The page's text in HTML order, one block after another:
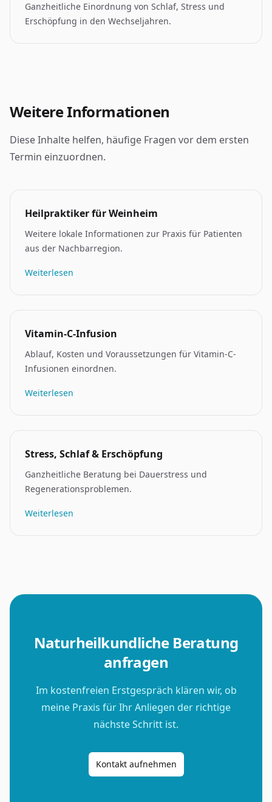
Ganzheitliche Einordnung von Schlaf, Stress und
Erschöpfung in den Wechseljahren.
Weitere Informationen
Diese Inhalte helfen, häufige Fragen vor dem ersten
Termin einzuordnen.
Heilpraktiker für Weinheim
Weitere lokale Informationen zur Praxis für Patienten
aus der Nachbarregion.
Weiterlesen
Vitamin-C-Infusion
Ablauf, Kosten und Voraussetzungen für Vitamin-C-
Infusionen einordnen.
Weiterlesen
Stress, Schlaf & Erschöpfung
Ganzheitliche Beratung bei Dauerstress und
Regenerationsproblemen.
Weiterlesen
Naturheilkundliche Beratung
anfragen
Im kostenfreien Erstgespräch klären wir, ob
meine Praxis für Ihr Anliegen der richtige
nächste Schritt ist.
Kontakt aufnehmen